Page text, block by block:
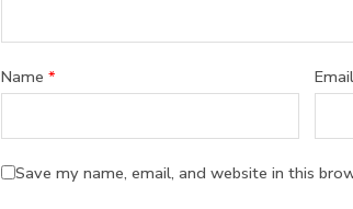
Name *
Save my name, email, and website in this